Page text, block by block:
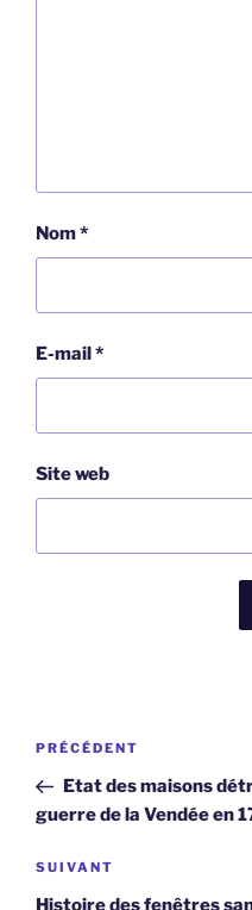
Nom*
E-mail*
Site web
Navigation
l’article
Article
précédent
PRÉCÉDENT
Etat des maisons
guerre de la Vendée en
Article
suivant
SUIVANT
Histoire des fenêtres